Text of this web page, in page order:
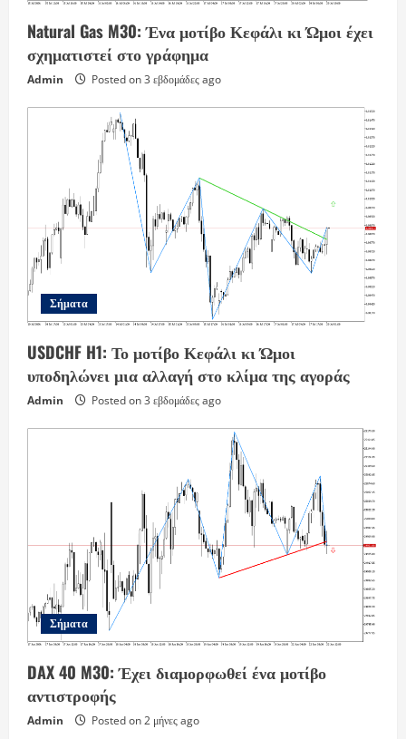
Natural Gas M30: Ένα μοτίβο Κεφάλι κι Ώμοι έχει
σχηματιστεί στο γράφημα
Admin Posted on 3 εβδομάδες ago
Σήματα
USDCHF H1: Το μοτίβο Κεφάλι κι Ώμοι
υποδηλώνει μια αλλαγή στο κλίμα της αγοράς
Admin Posted on 3 εβδομάδες ago
Σήματα
DAX 40 M30: Έχει διαμορφωθεί ένα μοτίβο
αντιστροφής
Admin Posted on 2 μήνες ago